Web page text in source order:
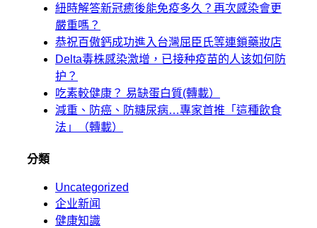
紐時解答新冠癒後能免疫多久？再次感染會更
嚴重嗎？
恭祝百傲鈣成功進入台灣屈臣氏等連鎖藥妝店
Delta毒株感染激增，已接种疫苗的人该如何防
护？
吃素較健康？ 易缺蛋白質(轉載）
減重、防癌、防糖尿病…專家首推「這種飲食
法」（轉載）
分類
Uncategorized
企业新闻
健康知識